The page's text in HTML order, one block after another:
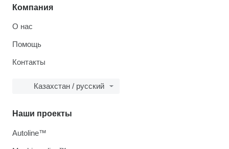
Компания
О нас
Помощь
Контакты
Казахстан / русский
Наши проекты
Autoline™